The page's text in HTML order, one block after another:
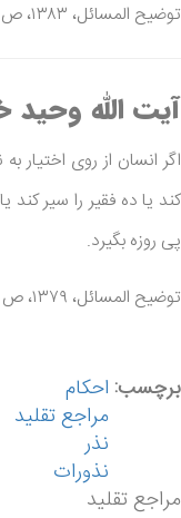
توضیح المسائل، ۱۳۸۳، ص ۴۴۵، م ۲۲۸۶، ص ۲۶۱ م ۱۴۵۳
آیت الله وحید
اگر انسان از روی اختیار
پی روزه بگیرد.
توضیح المسائل، ۱۳۷۹، ص ۷۱۶، م ۲۷۱۸ و ۲۷۱۷
برچسب: احکام
مراجع تقلید
نذر
نذورات
مراجع تقلید